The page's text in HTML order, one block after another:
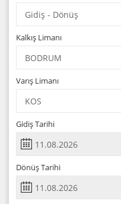
Kalkış Limanı
Varış Limanı
Gidiş Tarihi
Dönüş Tarihi